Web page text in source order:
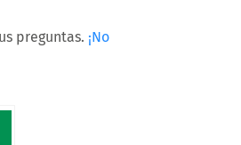
preguntas. ¡No